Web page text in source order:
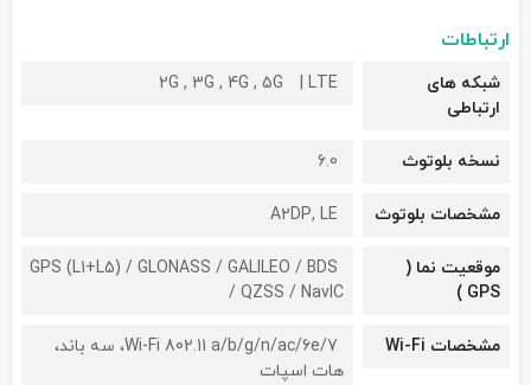
ارتباطات
شبکه های
ارتباطی
2G , 3G , 4G , 5G LTE
نسخه بلوتوث 6.0
مشخصات بلوتوث A۲DP, LE
موقعیت نما (
GPS )
GPS (L1+L5) / GLONASS / GALILEO / BDS
/ QZSS / NavIC
مشخصات Wi-Fi
Wi-Fi 802.11 a/b/g/n/ac/6e/7، سه باند،
هات اسپات